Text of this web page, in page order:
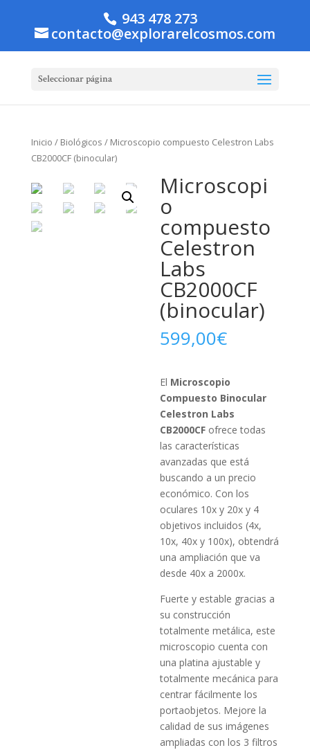
943 478 273
contacto@explorarelcosmos.com
Seleccionar página
Inicio / Biológicos / Microscopio compuesto Celestron Labs
CB2000CF (binocular)
Microscopi
o
compuesto
Celestron
Labs
CB2000CF
(binocular)
599,00€
El Microscopio
Compuesto Binocular
Celestron Labs
CB2000CF ofrece todas
las características
avanzadas que está
buscando a un precio
económico. Con los
oculares 10x y 20x y 4
objetivos incluidos (4x,
10x, 40x y 100x), obtendrá
una ampliación que va
desde 40x a 2000x.
Fuerte y estable gracias a
su construcción
totalmente metálica, este
microscopio cuenta con
una platina ajustable y
totalmente mecánica para
centrar fácilmente los
portaobjetos. Mejore la
calidad de sus imágenes
ampliadas con los 3 filtros